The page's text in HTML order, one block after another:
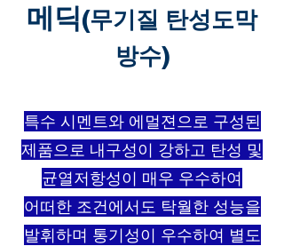
메딕(무기질 탄성도막
방수)
특수 시멘트와 에멀젼으로 구성된
제품으로 내구성이 강하고 탄성 및
균열저항성이 매우 우수하여
어떠한 조건에서도 탁월한 성능을
발휘하며 통기성이 우수하여 별도